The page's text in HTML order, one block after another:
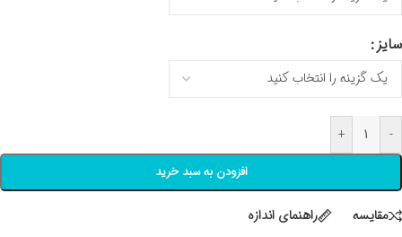
سایز
-
+
افزودن به سبد خرید
مقايسه راهنمای اندازه